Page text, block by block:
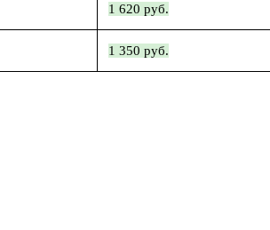
1 620 руб.
1 350 руб.